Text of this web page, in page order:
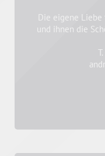
Die eigene
und ihnen die